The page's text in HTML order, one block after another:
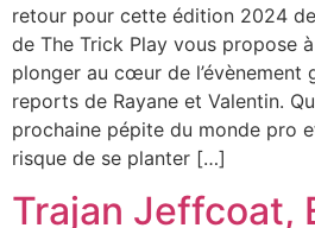
retour pour cette édition 2024
de The Trick Play vous propose
plonger au cœur de l’évènement
reports de Rayane et Valentin.
prochaine pépite du monde pro
risque de se planter […]
Trajan Jeffcoat,